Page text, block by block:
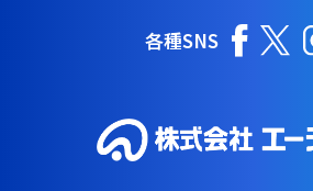
各種SNS